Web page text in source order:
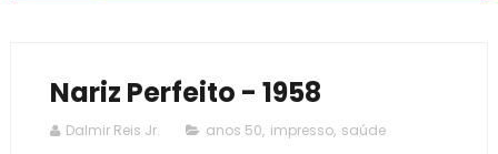
Nariz Perfeito - 1958
Dalmir Reis Jr. anos 50, impresso, saúde